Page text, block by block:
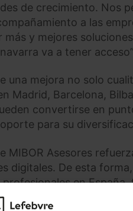
de crecimiento. Nos
a las
más y mejores
va a tener
una mejora no solo
Madrid, Barcelona,
convertirse en
para su
MIBOR Asesores
digitales. De esta
en
de oficinas en las